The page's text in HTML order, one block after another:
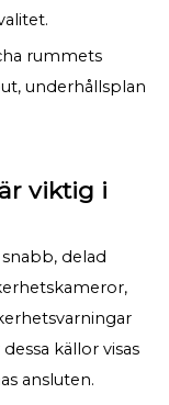
rummets
underhållsplan
viktig i
delad
källor visas
ansluten.